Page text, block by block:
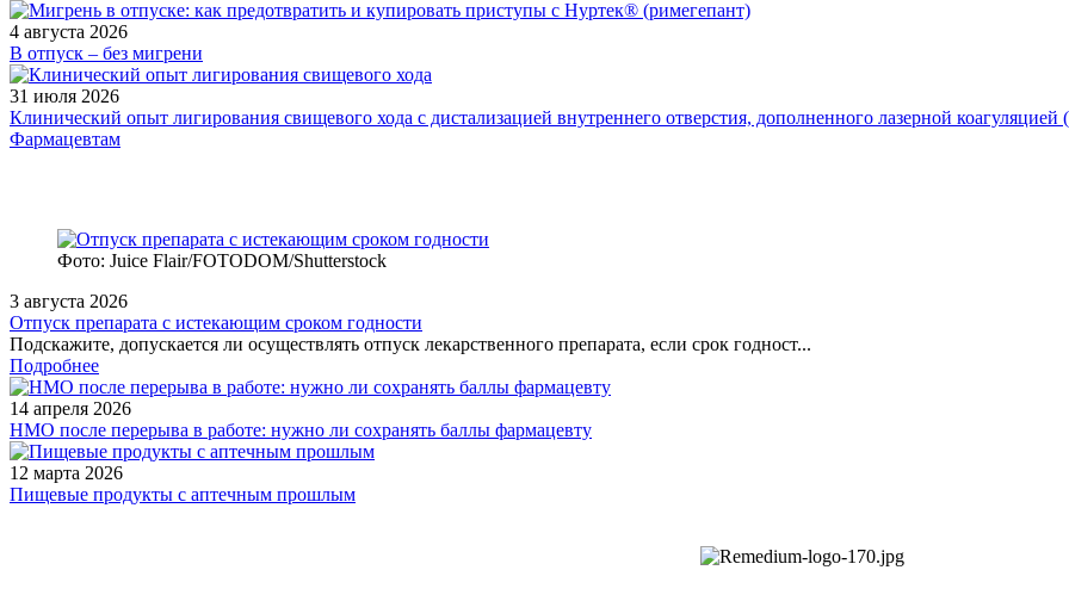
4 августа 2026
В отпуск – без мигрени
31 июля 2026
Клинический опыт лигирования свищевого хода с дистализацией внутреннего отверстия, дополненного лазерной
Фармацевтам
Фото: Juice Flair/FOTODOM/Shutterstoсk
3 августа 2026
Отпуск препарата с истекающим сроком годности
Подскажите, допускается ли осуществлять отпуск лекарственного препарата, если срок годност...
Подробнее
14 апреля 2026
НМО после перерыва в работе: нужно ли сохранять баллы фармацевту
12 марта 2026
Пищевые продукты с аптечным прошлым